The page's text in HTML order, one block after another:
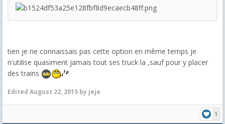
tien je ne connaissais pas cette option en même temps je
n'utilise quasiment jamais tout ses truck la ,sauf pour y placer
des trains
Edited August 22, 2015 by jeje
1